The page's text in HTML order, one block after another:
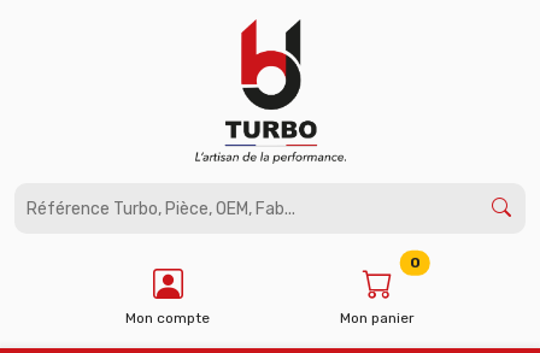
Mon compte Mon panier
0
Panneau de gestion des cookies